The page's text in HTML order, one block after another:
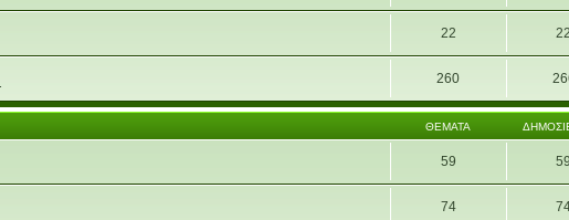
22 22
260
ΘΈΜΑΤΑ
59 59
74